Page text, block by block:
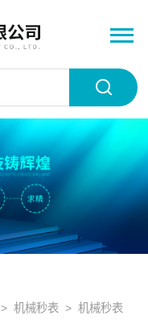
>机械秒表 > 机械秒表